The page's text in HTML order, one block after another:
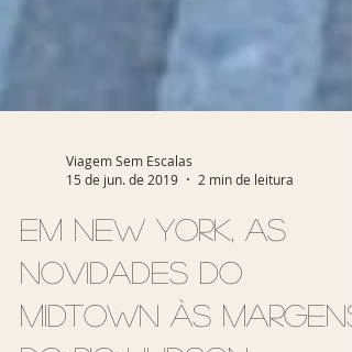
Viagem Sem Escalas
15 de jun. de 2019
2 min de leitura
Em New York, as